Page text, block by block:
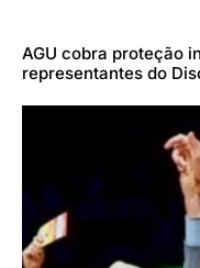
AGU cobra proteção
representantes do